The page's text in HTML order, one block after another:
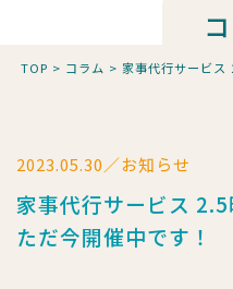
TOP > コラム > 家事代行サービス
2023.05.30／お知らせ
家事代行サービス
ただ今開催中です！